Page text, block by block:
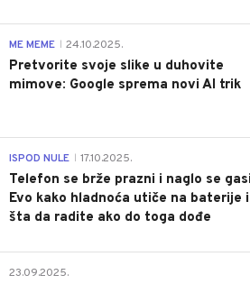
ME MEME 24.10.2025.
Pretvorite svoje slike u duhovite
mimove: Google sprema novi AI trik
ISPOD NULE 17.10.2025.
Telefon se brže prazni i naglo se
Evo kako hladnoća utiče na baterije i
šta da radite ako do toga dođe
23.09.2025.